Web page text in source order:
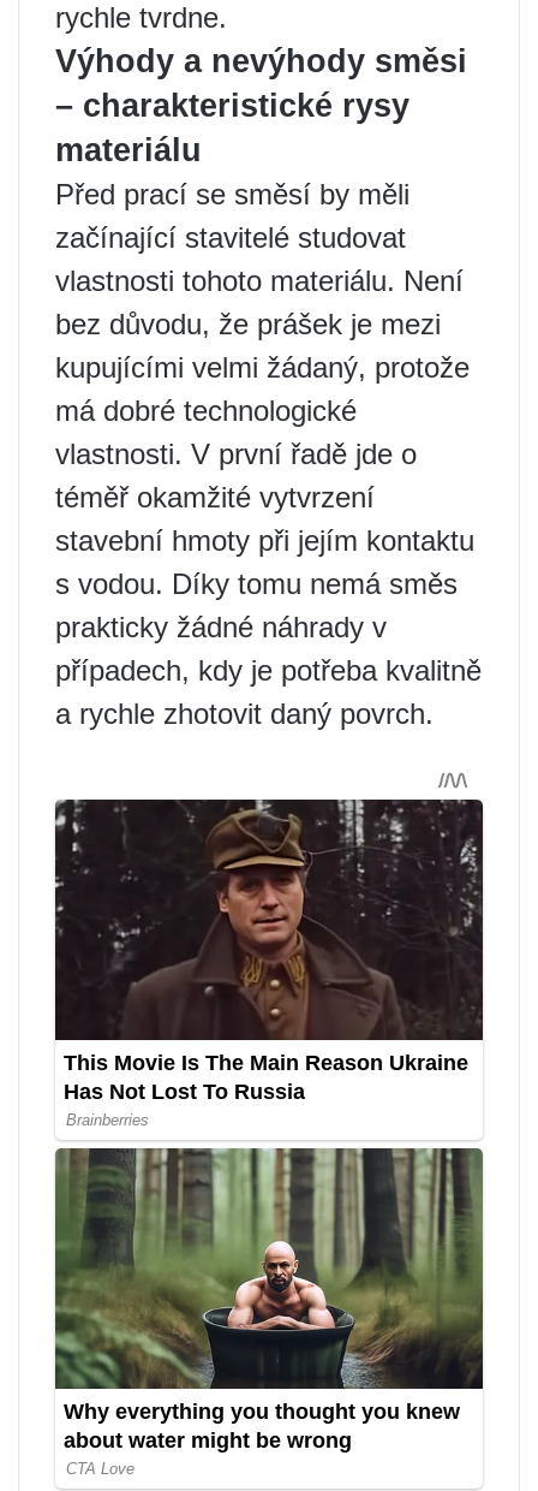
rychle tvrdne.
Výhody a nevýhody směsi
– charakteristické rysy
materiálu
Před prací se směsí by měli
začínající stavitelé studovat
vlastnosti tohoto materiálu. Není
bez důvodu, že prášek je mezi
kupujícími velmi žádaný, protože
má dobré technologické
vlastnosti. V první řadě jde o
téměř okamžité vytvrzení
stavební hmoty při jejím kontaktu
s vodou. Díky tomu nemá směs
prakticky žádné náhrady v
případech, kdy je potřeba kvalitně
a rychle zhotovit daný povrch.